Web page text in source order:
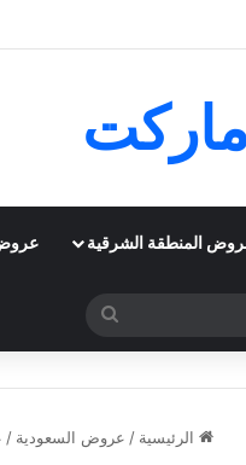
المنطقة الشرقية عروض
بحث
عن
الرئيسية / عروض السعودية /